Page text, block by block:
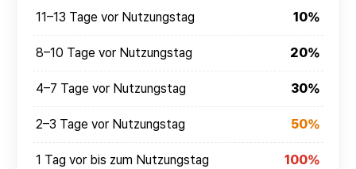
11–13 Tage vor Nutzungstag 10%
8–10 Tage vor Nutzungstag 20%
4–7 Tage vor Nutzungstag 30%
2–3 Tage vor Nutzungstag 50%
1 Tag vor bis zum Nutzungstag 100%